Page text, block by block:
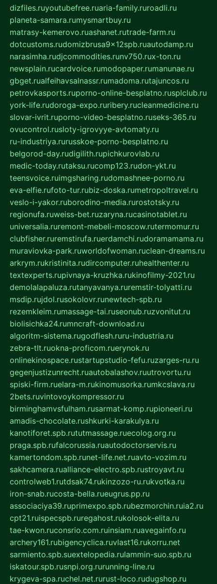
dizfiles.ruyoutubefree.ruaria-family.ruroadli.ru
planeta-samara.rumysmartbuy.ru
matrasy-kemerovo.ruashanet.rutrade-farm.ru
dotcustoms.rudomizbrusa9x12spb.ruautodamp.ru
narasimha.rudjcommodities.runv750.rux-ton.ru
newsplain.rucardvoice.rumodopaper.rumanunae.ru
gbget.rualfeihavsalnassr.rumadoma.rutajuncos.ru
petrovkasports.ruporno-online-besplatno.rusplclub.ru
york-life.rudoroga-expo.ruribery.rucleanmedicine.ru
slovar-ivrit.ruporno-video-besplatno.ruseks-365.ru
ovucontrol.rusloty-igrovyye-avtomaty.ru
ru-industriya.rurusskoe-porno-besplatno.ru
belgorod-day.rudigilith.rupichkurovlab.ru
medic-today.rutaksu.rucomp123.rudon-ykt.ru
teensvoice.ruimgsharing.rudomashnee-porno.ru
eva-elfie.rufoto-tur.rubiz-doska.rumetropoltravel.ru
veslo-i-yakor.ruborodino-media.rurostotsky.ru
regionufa.ruweiss-bet.ruzaryna.rucasinotablet.ru
universalia.ruremont-mebeli-moscow.rutermomur.ru
clubfisher.ruremstirufa.ruerdamchi.rudoramamama.ru
muraviovka-park.ruworldofwoman.ruclean-dreams.ru
arkrym.rukristinita.rudircomputer.ruhealthenter.ru
textexperts.rupivnaya-kruzhka.rukinofilmy-2021.ru
demolalapaluza.rutanyavanya.ruremstir-tolyatti.ru
msdip.rujdol.rusokolovr.runewtech-spb.ru
rezemkleim.rumassage-tai.ruseonub.ruzvonitut.ru
biolisichka24.rumncraft-download.ru
algoritm-sistema.rugodflesh.ruru-industria.ru
zebra-tlt.ruokna-proficom.ruerynok.ru
onlinekinospace.rustartupstudio-fefu.ruzarges-ru.ru
gegenjustizunrecht.ruautobalashov.ruutrovortu.ru
spiski-firm.ruelara-m.rukinomusorka.rumkcslava.ru
2bets.ruvintovoykompressor.ru
birminghamvsfulham.rusarmat-komp.rupioneeri.ru
amadis-chocolate.rushkurki-karakulya.ru
kanotiforet.spb.rututmassage.ruecolog.org.ru
praga.spb.rufalcorussia.ruautodoctorservis.ru
kamertondom.spb.runet-life.net.ruavto-vozim.ru
sakhcamera.rualliance-electro.spb.rustroyavt.ru
controlweb1.rutdsak74.rukinzozo-ru.rukvotka.ru
iron-snab.rucosta-bella.rueugrus.pp.ru
associaciya39.ruprimexpo.spb.rubezmorchin.ruia2.ru
cpt21.ruispecspb.ruregahost.rukolosok-elita.ru
tae-kwon.ruconsrio.com.ruinsiam.ruavegainfo.ru
archery161.rubigencyclica.ruvlast16.rukorru.net
sarmiento.spb.suextelopedia.rulammin-suo.spb.ru
iskatour.spb.rusnpi.org.rurunning-line.ru
krygeva-spa.ruchel.net.rurust-loco.rudugshop.ru